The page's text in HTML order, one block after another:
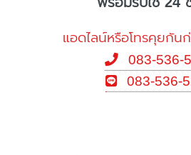
แอดไลน์หรือโทรคุยกัน
083-536-
083-536-